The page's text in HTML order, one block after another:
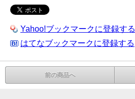
Yahoo!ブックマークに登録する
はてなブックマークに登録する
前の商品へ